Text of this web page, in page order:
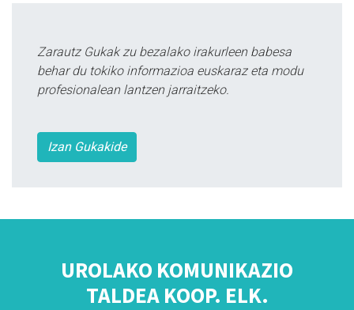
Zarautz Gukak zu bezalako irakurleen babesa
behar du tokiko informazioa euskaraz eta modu
profesionalean lantzen jarraitzeko.
Izan Gukakide
UROLAKO KOMUNIKAZIO
TALDEA KOOP. ELK.